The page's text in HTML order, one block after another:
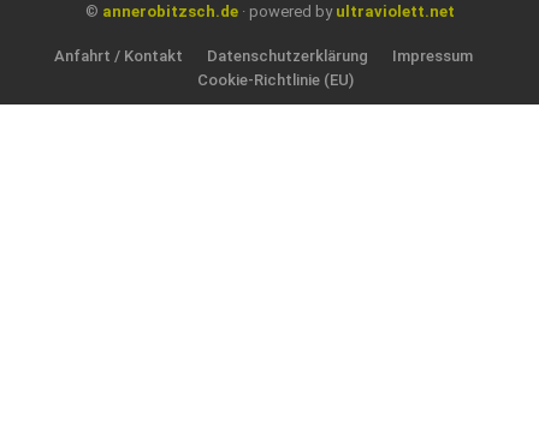
© annerobitzsch.de· powered by ultraviolett.net
Anfahrt / Kontakt Datenschutzerklärung
Impressum
Cookie-Richtlinie (EU)